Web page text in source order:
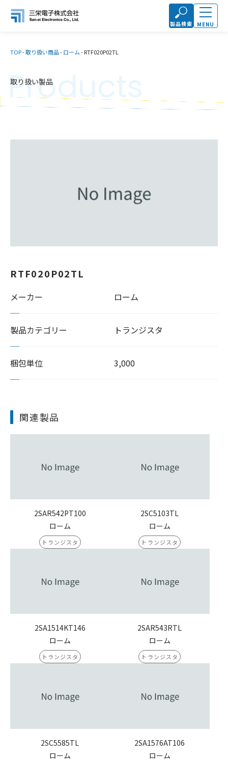
製品検索 MENU
TOP-取り扱い商品-ローム-RTF020P02TL
取り扱い製品
Products
RTF020P02TL
メーカー ローム
製品カテゴリー トランジスタ
梱包単位 3,000
関連製品
2SAR542PT100
ローム
トランジスタ
2SC5103TL
ローム
トランジスタ
2SA1514KT146
ローム
トランジスタ
2SAR543RTL
ローム
トランジスタ
2SC5585TL
ローム
2SA1576AT106
ローム